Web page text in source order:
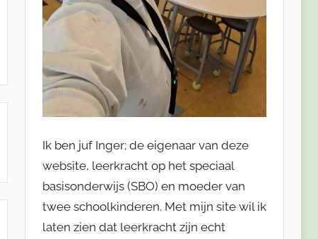
Ik ben juf Inger; de eigenaar van deze
website, leerkracht op het speciaal
basisonderwijs (SBO) en moeder van
twee schoolkinderen. Met mijn site wil ik
laten zien dat leerkracht zijn echt